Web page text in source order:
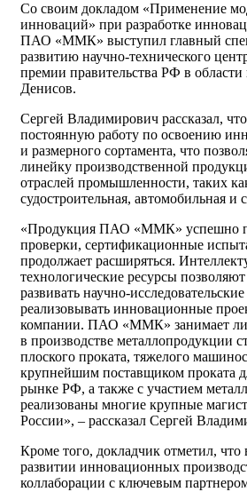
Со своим докладом «Применение
инноваций» при разработке
ПАО «ММК» выступил главный
развитию научно-технического
премии правительства РФ в
Денисов.
Сергей Владимирович рассказал,
постоянную работу по освоению
и размерного сортамента, что
линейку производственной
отраслей промышленности, таких
судостроительная, автомобильная и
«Продукция ПАО «ММК» успешно
проверки, сертификационные
продолжает расширяться.
технологические ресурсы
развивать научно-
реализовывать инновационные
компании. ПАО «ММК» занимает
в производстве металлопродукции
плоского проката, тяжелого
крупнейшим поставщиком проката
рынке РФ, а также с участием
реализованы многие крупные
России», – рассказал Сергей
Кроме того, докладчик отметил, что
развитии инновационных
коллаборации с ключевым